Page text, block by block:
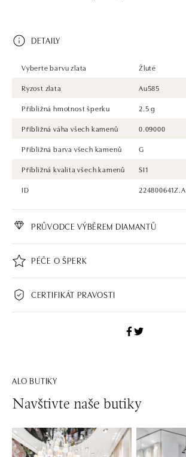
DETAILY
Vyberte barvu zlata
Žluté
Ryzost zlata
Au585
Přibližná hmotnost šperku
2.5 g
Přibližná váha všech kamenů
0.09000
Přibližná barva všech kamenů
G
Přibližná kvalita všech kamenů
SI1
ID
224800641Z.A
PRŮVODCE VÝBĚREM DIAMANTŮ
PÉČE O ŠPERK
CERTIFIKÁT PRAVOSTI
ALO BUTIKY
Navštivte naše butiky